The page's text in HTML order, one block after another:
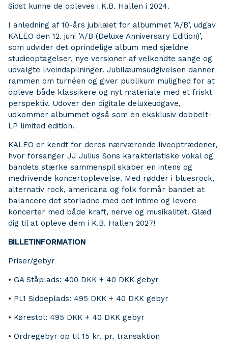
Sidst kunne de opleves i K.B. Hallen i 2024.
I anledning af 10-års jubilæet for albummet ’A/B’, udgav
KALEO den 12. juni ’A/B (Deluxe Anniversary Edition)’,
som udvider det oprindelige album med sjældne
studieoptagelser, nye versioner af velkendte sange og
udvalgte liveindspilninger. Jubilæumsudgivelsen danner
rammen om turnéen og giver publikum mulighed for at
opleve både klassikere og nyt materiale med et friskt
perspektiv. Udover den digitale deluxeudgave,
udkommer albummet også som en eksklusiv dobbelt-
LP limited edition.
KALEO er kendt for deres nærværende liveoptrædener,
hvor forsanger JJ Julius Sons karakteristiske vokal og
bandets stærke sammenspil skaber en intens og
medrivende koncertoplevelse. Med rødder i bluesrock,
alternativ rock, americana og folk formår bandet at
balancere det storladne med det intime og levere
koncerter med både kraft, nerve og musikalitet. Glæd
dig til at opleve dem i K.B. Hallen 2027!
BILLETINFORMATION
Priser/gebyr
• GA Ståplads: 400 DKK + 40 DKK gebyr
• PL1 Siddeplads: 495 DKK + 40 DKK gebyr
• Kørestol: 495 DKK + 40 DKK gebyr
• Ordregebyr op til 15 kr. pr. transaktion